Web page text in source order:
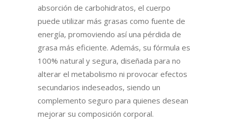
absorción de carbohidratos, el cuerpo
puede utilizar más grasas como fuente de
energía, promoviendo así una pérdida de
grasa más eficiente. Además, su fórmula es
100% natural y segura, diseñada para no
alterar el metabolismo ni provocar efectos
secundarios indeseados, siendo un
complemento seguro para quienes desean
mejorar su composición corporal.